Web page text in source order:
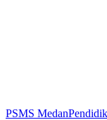
PSMS Medan